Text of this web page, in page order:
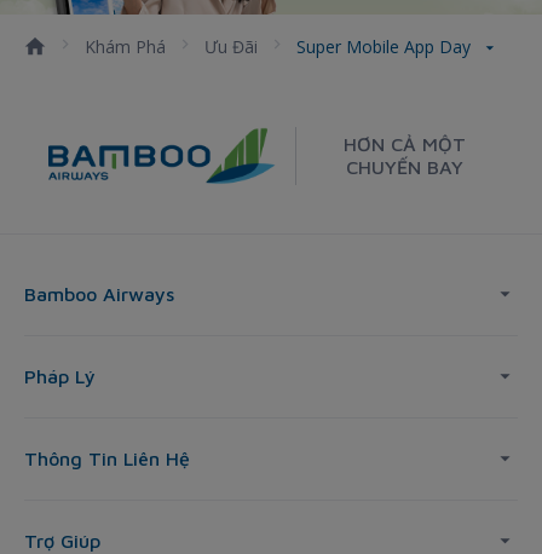
Khám Phá Ưu Đãi Super Mobile App Day
HƠN CẢ MỘT
CHUYẾN BAY
Bamboo Airways
Pháp Lý
Thông Tin Liên Hệ
Trợ Giúp